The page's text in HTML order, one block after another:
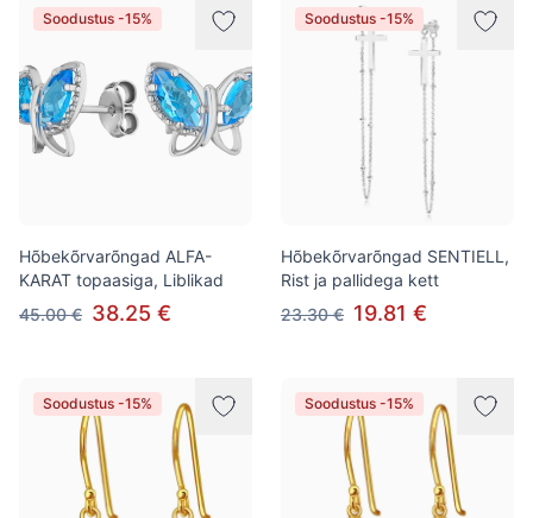
Soodustus -15%
Hõbekõrvarõngad ALFA-
KARAT topaasiga, Liblikad
45.00 € 38.25 €
Soodustus -15%
Hõbekõrvarõngad SENTIELL,
Rist ja pallidega kett
23.30 € 19.81 €
Soodustus -15% Soodustus -15%